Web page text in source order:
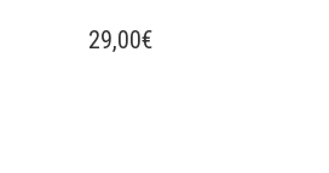
29,00€